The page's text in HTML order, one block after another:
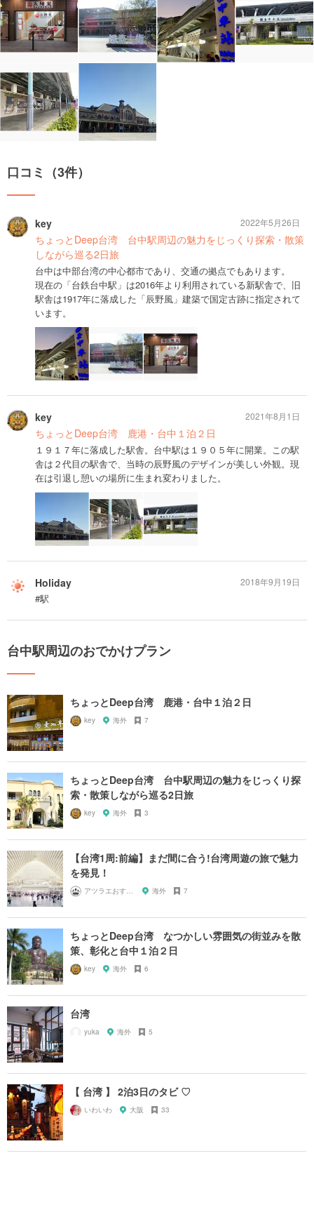
口コミ（3件）
key
ちょっとDeep台湾 台中駅周辺の魅力をじっくり探索・散策
しながら巡る2日旅
台中は中部台湾の中心都市であり、交通の拠点でもあります。
現在の「台鉄台中駅」は2016年より利用されている新駅舎で、旧
駅舎は1917年に落成した「辰野風」建築で国定古跡に指定されて
います。
2022年5月26日
key
ちょっとDeep台湾 鹿港・台中１泊２日
１９１７年に落成した駅舎。台中駅は１９０５年に開業。この駅
舎は２代目の駅舎で、当時の辰野風のデザインが美しい外観。現
在は引退し憩いの場所に生まれ変わりました。
2021年8月1日
Holiday
#駅
2018年9月19日
台中駅周辺のおでかけプラン
ちょっとDeep台湾 鹿港・台中１泊２日
key 海外 7
ちょっとDeep台湾 台中駅周辺の魅力をじっくり探
索・散策しながら巡る2日旅
key 海外 3
【台湾1周:前編】まだ間に合う!台湾周遊の旅で魅力
を発見！
アツラエおすすめ旅プラン！ 海外 7
ちょっとDeep台湾 なつかしい雰囲気の街並みを散
策、彰化と台中１泊２日
key 海外 6
台湾
yuka 海外 5
【 台湾 】 2泊3日のタビ ♡
いわいわ 大阪 33